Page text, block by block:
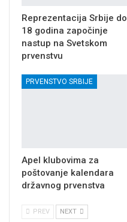
Reprezentacija Srbije do
18 godina započinje
nastup na Svetskom
prvenstvu
PRVENSTVO SRBIJE
Apel klubovima za
poštovanje kalendara
državnog prvenstva
PREV NEXT